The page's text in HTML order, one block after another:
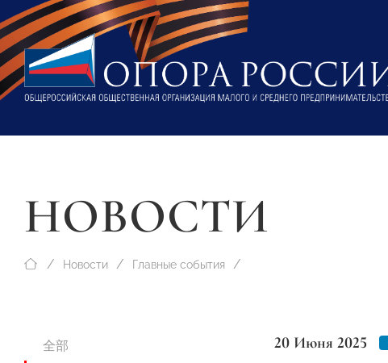
НОВОСТИ
Новости Главные события
全部
20 Июня 2025